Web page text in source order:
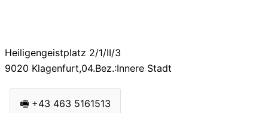
Heiligengeistplatz 2/1/II/3
9020 Klagenfurt,04.Bez.:Innere Stadt
🖷 +43 463 5161513